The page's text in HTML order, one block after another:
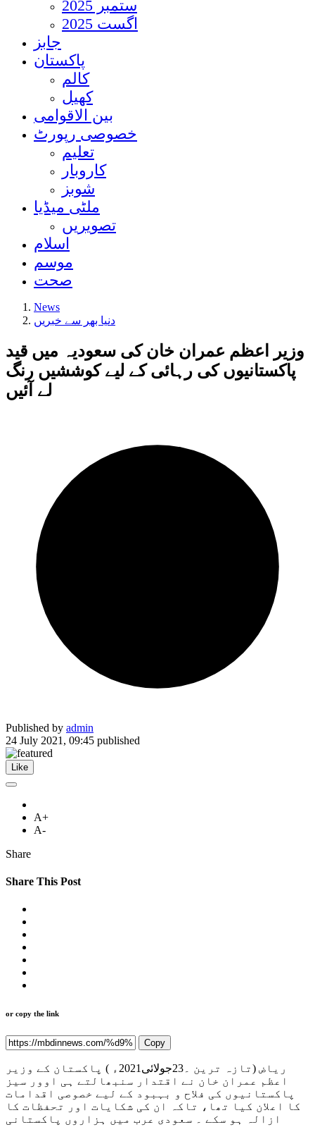
ستمبر 2025
اگست 2025
جابز
پاکستان
کالم
کھیل
بین الاقوامی
خصوصی رپورٹ
تعلیم
کاروبار
شوبز
ملٹی میڈیا
تصویریں
اسلام
موسم
صحت
News
دنیا بھر سے خبریں
وزیر اعظم عمران خان کی سعودیہ میں قید
پاکستانیوں کی رہائی کے لیے کوششیں رنگ
لے آئیں
Published by admin
24 July 2021, 09:45 published
Like
A+
A-
Share
Share This Post
or copy the link
Copy
ریاض (تازہ ترین ۔23جولائی2021ء ) پاکستان کے وزیر
اعظم عمران خان نے اقتدار سنبھالتے ہی اوور سیز
پاکستانیوں کی فلاح و بہبود کے لیے خصوصی اقدامات
کا اعلان کیا تھا، تاکہ ان کی شکایات اور تحفظات کا
ازالہ ہو سکے ۔ سعودی عرب میں ہزاروں پاکستانی